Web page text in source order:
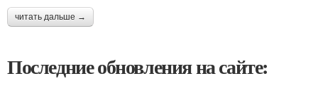
читать дальше →
Последние обновления на сайте: